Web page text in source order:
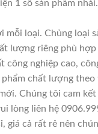
1 số sản phẩm
loại. Chủng loại
lượng riêng phù
công nghiệp cao,
chất lượng
Chúng tôi cam
lòng liên hệ
giá cả rất rẻ nên